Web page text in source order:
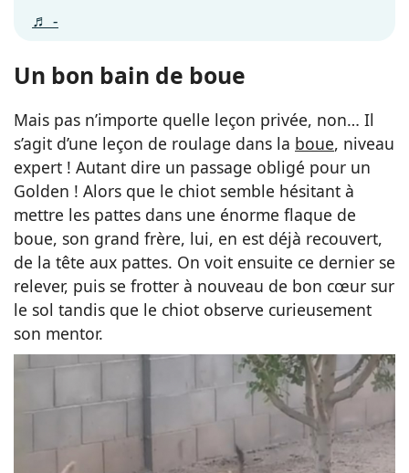
♬ -
Un bon bain de boue
Mais pas n’importe quelle leçon privée, non… Il
s’agit d’une leçon de roulage dans la boue, niveau
expert ! Autant dire un passage obligé pour un
Golden ! Alors que le chiot semble hésitant à
mettre les pattes dans une énorme flaque de
boue, son grand frère, lui, en est déjà recouvert,
de la tête aux pattes. On voit ensuite ce dernier se
relever, puis se frotter à nouveau de bon cœur sur
le sol tandis que le chiot observe curieusement
son mentor.